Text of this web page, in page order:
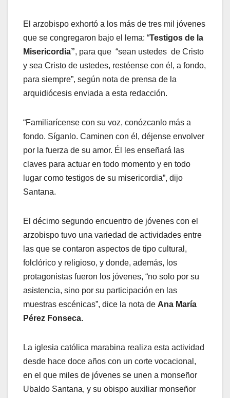
El arzobispo exhortó a los más de tres mil jóvenes
que se congregaron bajo el lema: “Testigos de la
Misericordia”, para que “sean ustedes de Cristo
y sea Cristo de ustedes, restéense con él, a fondo,
para siempre”, según nota de prensa de la
arquidiócesis enviada a esta redacción.
“Familiarícense con su voz, conózcanlo más a
fondo. Síganlo. Caminen con él, déjense envolver
por la fuerza de su amor. Él les enseñará las
claves para actuar en todo momento y en todo
lugar como testigos de su misericordia”, dijo
Santana.
El décimo segundo encuentro de jóvenes con el
arzobispo tuvo una variedad de actividades entre
las que se contaron aspectos de tipo cultural,
folclórico y religioso, y donde, además, los
protagonistas fueron los jóvenes, “no solo por su
asistencia, sino por su participación en las
muestras escénicas”, dice la nota de Ana María
Pérez Fonseca.
La iglesia católica marabina realiza esta actividad
desde hace doce años con un corte vocacional,
en el que miles de jóvenes se unen a monseñor
Ubaldo Santana, y su obispo auxiliar monseñor